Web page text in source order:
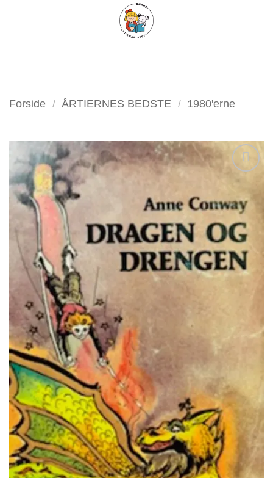
FILTER
Forside / ÅRTIERNES BEDSTE / 1980'erne
Tilføj
som
favorit